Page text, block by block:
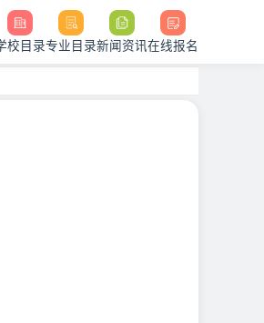
校目录专业目录新闻资讯在线报名